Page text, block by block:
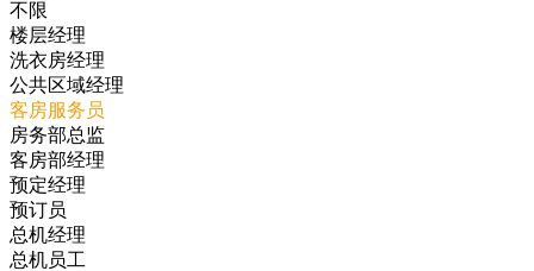
不限
楼层经理
洗衣房经理
公共区域经理
客房服务员
房务部总监
客房部经理
预定经理
预订员
总机经理
总机员工